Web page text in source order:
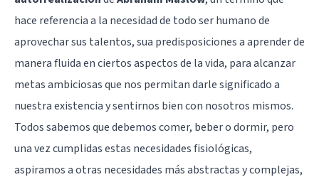
hace referencia a la necesidad de todo ser humano de
aprovechar sus talentos, sua predisposiciones a aprender de
manera fluida en ciertos aspectos de la vida, para alcanzar
metas ambiciosas que nos permitan darle significado a
nuestra existencia y sentirnos bien con nosotros mismos.
Todos sabemos que debemos comer, beber o dormir, pero
una vez cumplidas estas necesidades fisiológicas,
aspiramos a otras necesidades más abstractas y complejas,